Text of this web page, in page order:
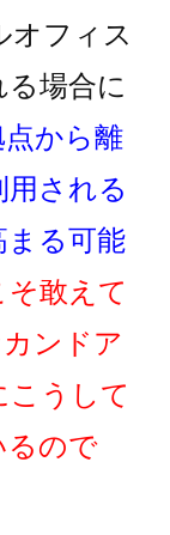
オフィス
場合に
から離
用される
る可能
敢えて
ンドア
こうして
るので